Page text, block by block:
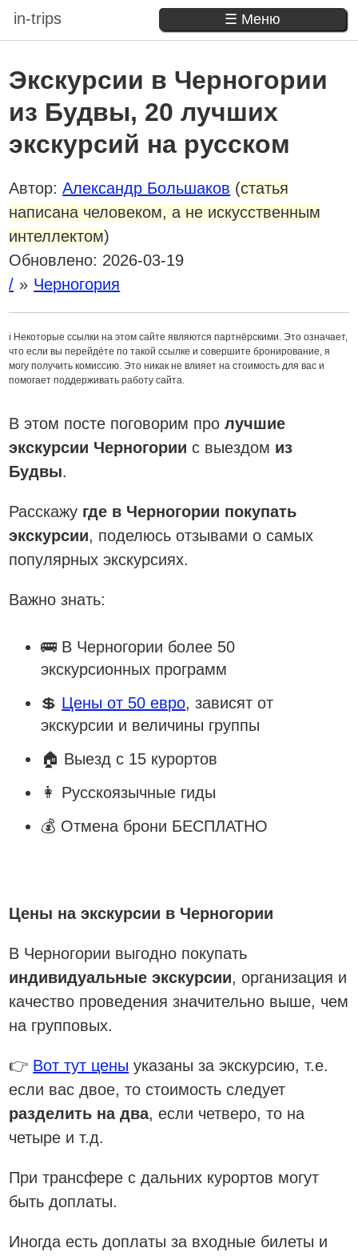
in-trips ☰ Меню
Экскурсии в Черногории
из Будвы, 20 лучших
экскурсий на русском
Автор:Александр Большаков (статья
написана человеком, а не искусственным
интеллектом)
Обновлено: 2026-03-19
/
Черногория
ℹ️ Некоторые ссылки на этом сайте являются партнёрскими. Это означает,
что если вы перейдёте по такой ссылке и совершите бронирование, я
могу получить комиссию. Это никак не влияет на стоимость для вас и
помогает поддерживать работу сайта.
В этом посте поговорим пролучшие
экскурсии Черногории с выездом из
Будвы.
Расскажу где в Черногории покупать
экскурсии, поделюсь отзывами о самых
популярных экскурсиях.
Важно знать:
🚌 В Черногории более 50
экскурсионных программ
💲 Цены от 50 евро, зависят от
экскурсии и величины группы
🏠 Выезд с 15 курортов
👩 Русскоязычные гиды
💰 Отмена брони БЕСПЛАТНО
Цены на экскурсии в Черногории
В Черногории выгодно покупать
индивидуальные экскурсии, организация и
качество проведения значительно выше, чем
на групповых.
👉 Вот тут цены указаны за экскурсию, т.е.
если вас двое, то стоимость следует
разделить на два, если четверо, то на
четыре и т.д.
При трансфере с дальних курортов могут
быть доплаты.
Иногда есть доплаты за входные билеты и